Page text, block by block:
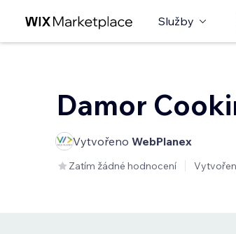
Služby
Damor
Vytvořeno WebPlanex
Zatím žádné hodnocení